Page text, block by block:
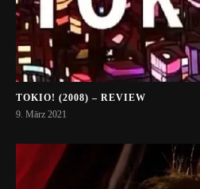
TOKIO! (2008) – REVIEW
9. März 2021